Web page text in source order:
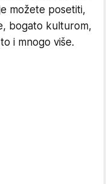
možete posetiti,
bogato kulturom,
i mnogo više.